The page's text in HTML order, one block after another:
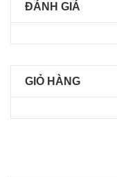
ĐÁNH GIÁ
GIỎ HÀNG